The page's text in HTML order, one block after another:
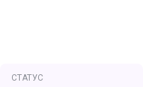
СТАТУС